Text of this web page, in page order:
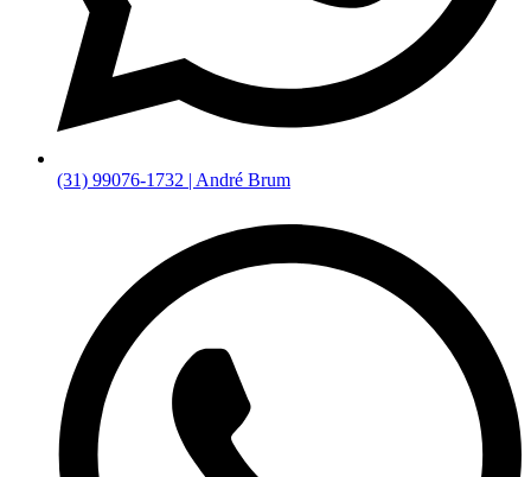
(31) 99076-1732 | André Brum